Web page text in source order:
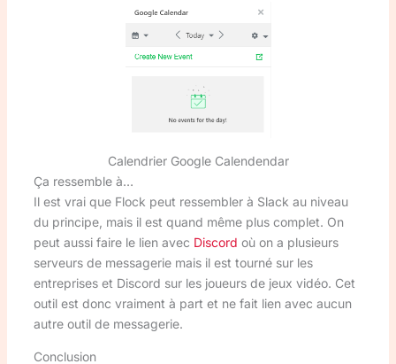
Calendrier Google Calendendar
Ça ressemble à…
Il est vrai que Flock peut ressembler à Slack au niveau
du principe, mais il est quand même plus complet. On
peut aussi faire le lien avec Discord où on a plusieurs
serveurs de messagerie mais il est tourné sur les
entreprises et Discord sur les joueurs de jeux vidéo. Cet
outil est donc vraiment à part et ne fait lien avec aucun
autre outil de messagerie.
Conclusion